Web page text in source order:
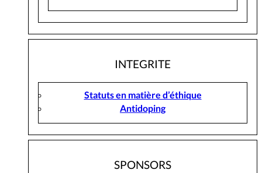
INTEGRITE
Statuts en matière d’éthique
Antidoping
SPONSORS